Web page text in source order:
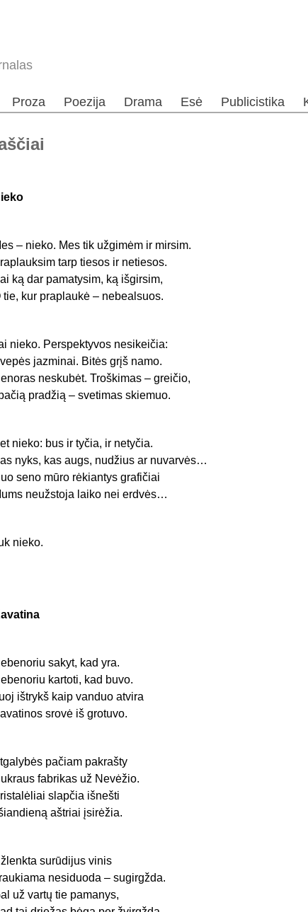
Proza Poezija Drama Esė Publicistika
– nieko. Mes tik užgimėm ir mirsim.
tarp tiesos ir netiesos.
ką dar pamatysim, ką išgirsim,
tie, kur praplaukė – nebealsuos.
nieko. Perspektyvos nesikeičia:
jazminai. Bitės grįš namo.
neskubėt. Troškimas – greičio,
pačią pradžią – svetimas skiemuo.
nieko: bus ir tyčia, ir netyčia.
nyks, kas augs, nudžius ar nuvarvės…
seno mūro rėkiantys grafičiai
neužstoja laiko nei erdvės…
nieko.
sakyt, kad yra.
kartoti, kad buvo.
ištrykš kaip vanduo atvira
srovė iš grotuvo.
pačiam pakrašty
fabrikas už Nevėžio.
slapčia išnešti
šiandieną aštriai įsirėžia.
surūdijus vinis
nesiduoda – sugirgžda.
už vartų tie pamanys,